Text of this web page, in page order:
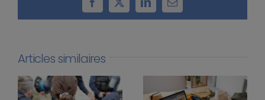
Facebook
X LinkedInEmail
Articles similaires